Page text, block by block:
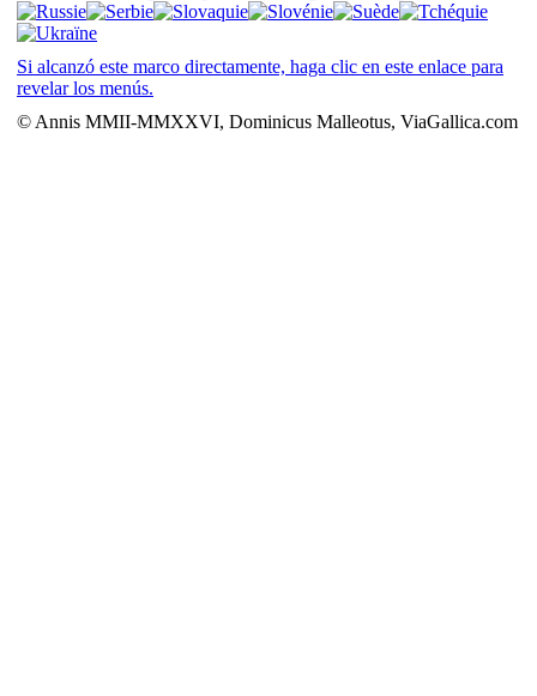
Si alcanzó este marco directamente, haga clic en este enlace para
revelar los menús.
© Annis MMII-MMXXVI, Dominicus Malleotus, ViaGallica.com